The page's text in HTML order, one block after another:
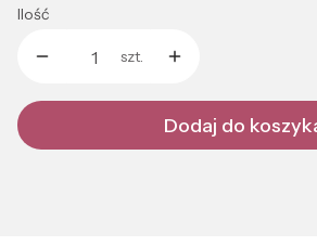
Ilość
szt.
Dodaj do